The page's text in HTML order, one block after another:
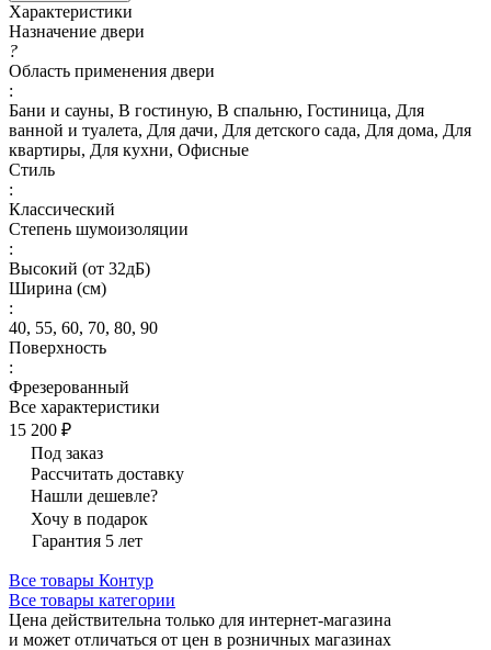
Характеристики
Назначение двери
?
Область применения двери
:
Бани и сауны, В гостиную, В спальню, Гостиница, Для
ванной и туалета, Для дачи, Для детского сада, Для дома, Для
квартиры, Для кухни, Офисные
Стиль
:
Классический
Степень шумоизоляции
:
Высокий (от 32дБ)
Ширина (см)
:
40, 55, 60, 70, 80, 90
Поверхность
:
Фрезерованный
Все характеристики
15 200 ₽
Под заказ
Рассчитать доставку
Нашли дешевле?
Хочу в подарок
Гарантия 5 лет
Все товары Контур
Все товары категории
Цена действительна только для интернет-магазина
и может отличаться от цен в розничных магазинах